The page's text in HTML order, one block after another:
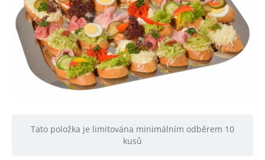
Tato položka je limitována minimálním odběrem 10
kusů